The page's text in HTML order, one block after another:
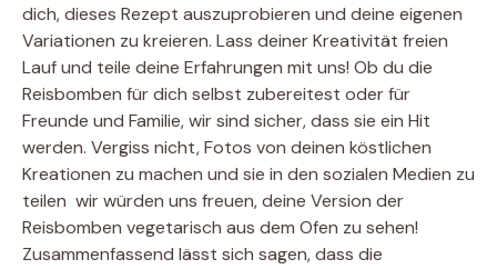
dich, dieses Rezept auszuprobieren und deine eigenen
Variationen zu kreieren. Lass deiner Kreativität freien
Lauf und teile deine Erfahrungen mit uns! Ob du die
Reisbomben für dich selbst zubereitest oder für
Freunde und Familie, wir sind sicher, dass sie ein Hit
werden. Vergiss nicht, Fotos von deinen köstlichen
Kreationen zu machen und sie in den sozialen Medien zu
teilen  wir würden uns freuen, deine Version der
Reisbomben vegetarisch aus dem Ofen zu sehen!
Zusammenfassend lässt sich sagen, dass die